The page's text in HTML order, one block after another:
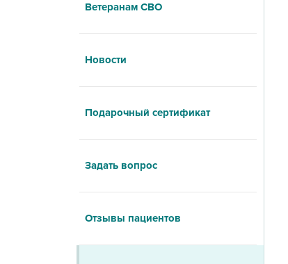
Ветеранам СВО
Новости
Подарочный сертификат
Задать вопрос
Отзывы пациентов